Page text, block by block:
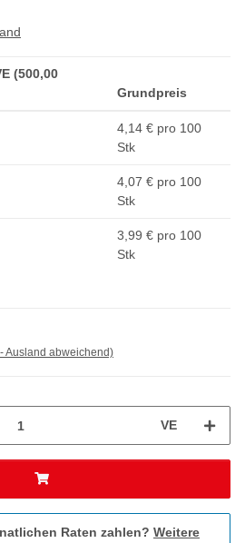
(500,00
Grundpreis
4,14 € pro 100
Stk
4,07 € pro 100
Stk
3,99 € pro 100
Stk
Ausland abweichend)
VE
Raten zahlen? Weitere